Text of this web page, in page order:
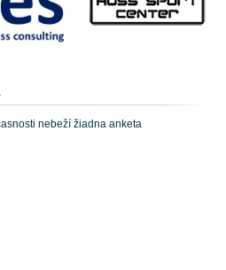
nebeží žiadna anketa